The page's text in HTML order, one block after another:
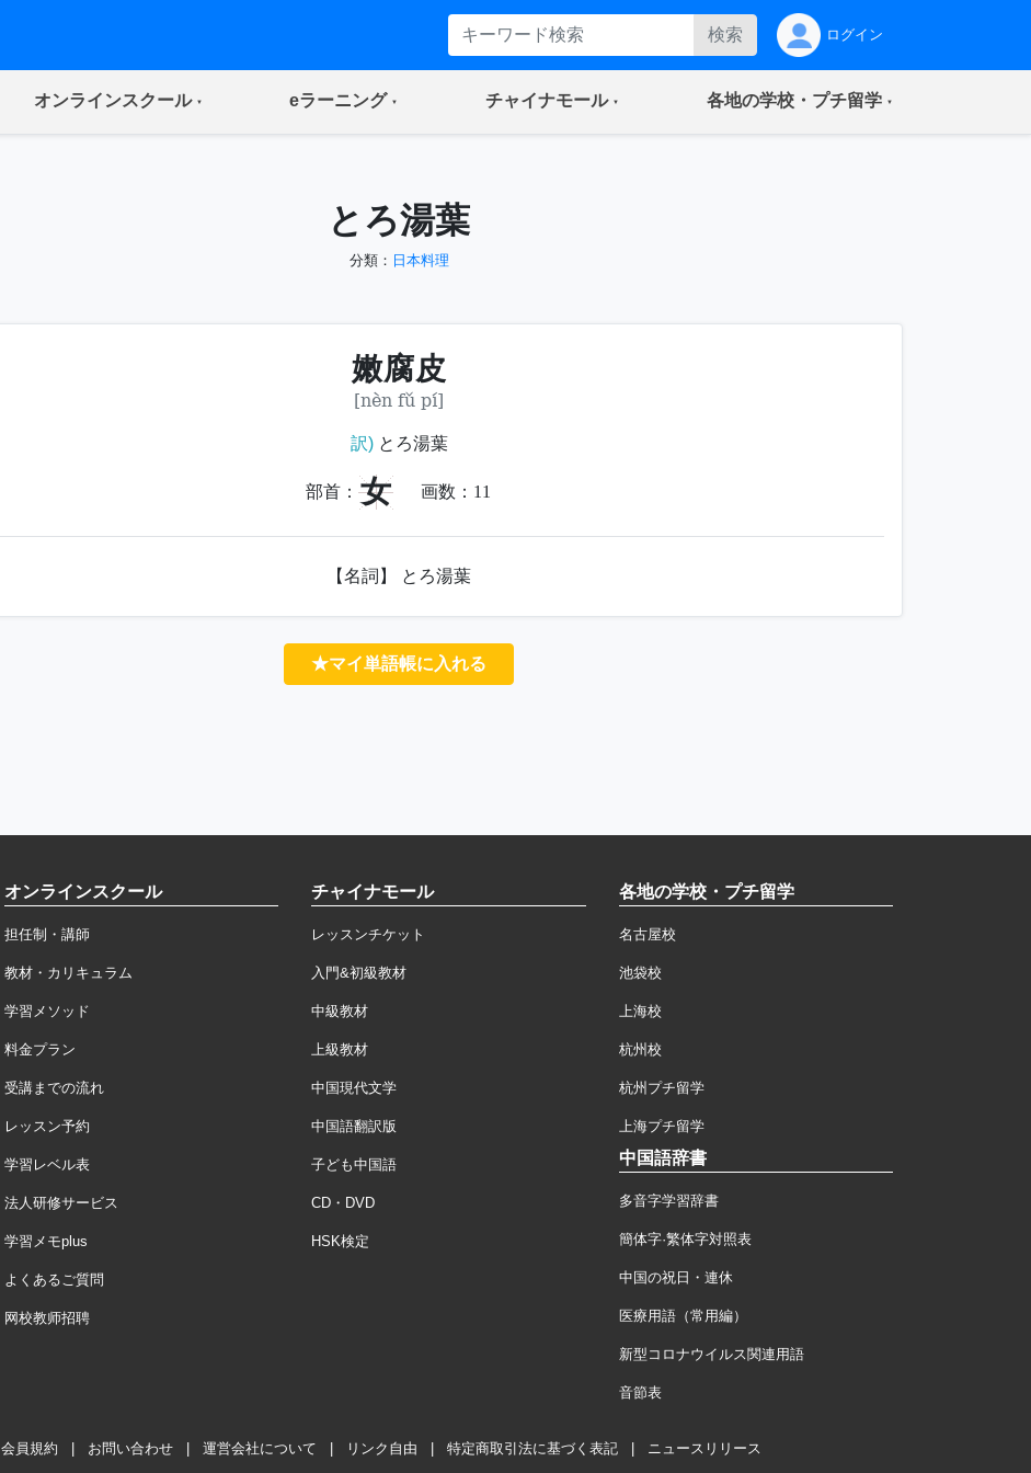
検索 ログイン
オンラインスクール(current) eラーニング(current) チャイナモール(current) 各地の学校・プチ留学(current)
とろ湯葉
分類： 日本料理
嫩腐皮
[nèn fǔ pí]
訳)とろ湯葉
部首： 女 画数： 11
【名詞】 とろ湯葉
★マイ単語帳に入れる
オンラインスクール
担任制・講師
教材・カリキュラム
学習メソッド
料金プラン
受講までの流れ
レッスン予約
学習レベル表
法人研修サービス
学習メモplus
よくあるご質問
网校教师招聘
チャイナモール
レッスンチケット
入門&初級教材
中級教材
上級教材
中国現代文学
中国語翻訳版
子ども中国語
CD・DVD
HSK検定
各地の学校・プチ留学
名古屋校
池袋校
上海校
杭州校
杭州プチ留学
上海プチ留学
中国語辞書
多音字学習辞書
簡体字·繁体字対照表
中国の祝日・連休
医療用語（常用編）
新型コロナウイルス関連用語
音節表
会員規約 お問い合わせ 運営会社について リンク自由 特定商取引法に基づく表記 ニュースリリース